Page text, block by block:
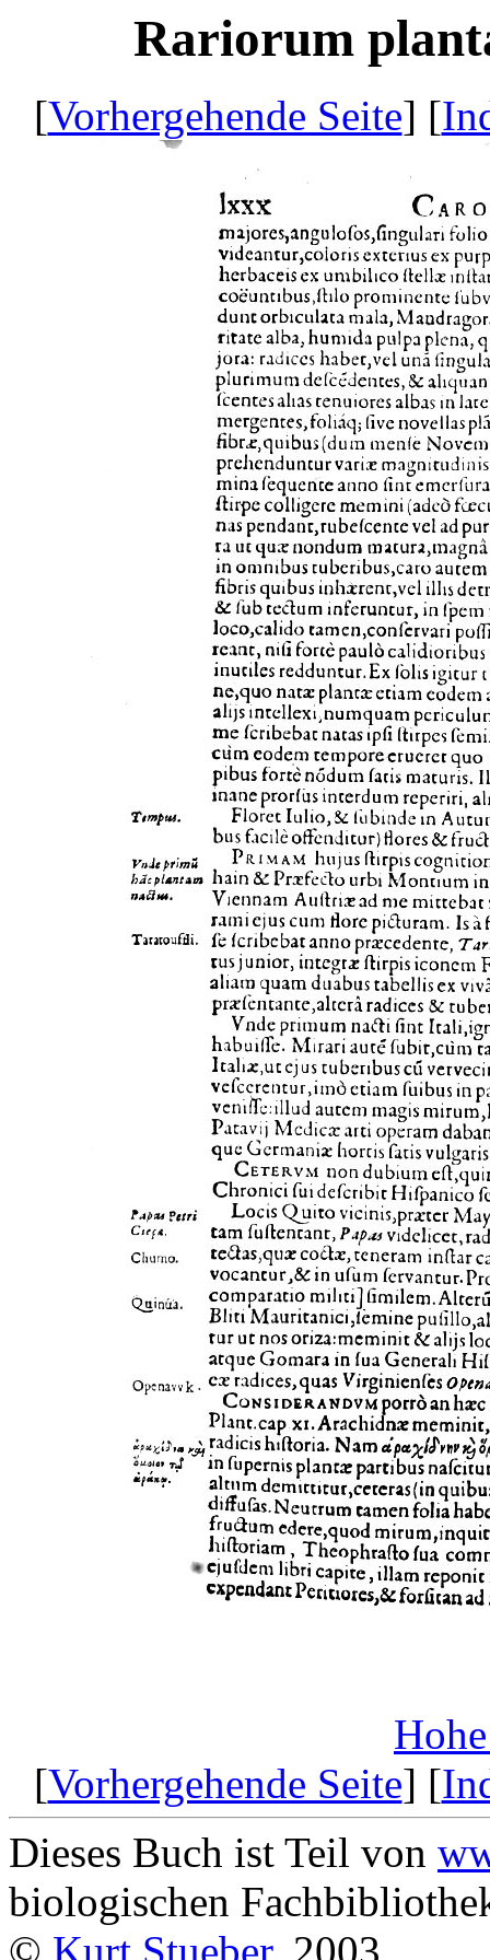
Rariorum
[Vorhergehende Seite] [
[Vorhergehende Seite] [
Dieses Buch ist Teil von
biologischen